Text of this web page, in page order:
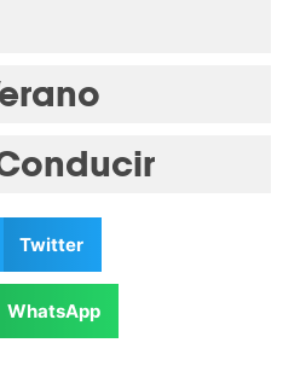
Twitter
WhatsApp